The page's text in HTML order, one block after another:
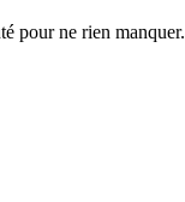
pour ne rien manquer.